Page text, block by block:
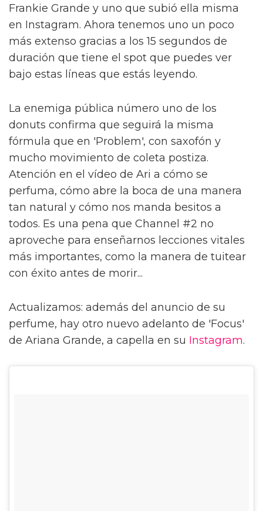
Frankie Grande y uno que subió ella misma
en Instagram. Ahora tenemos uno un poco
más extenso gracias a los 15 segundos de
duración que tiene el spot que puedes ver
bajo estas líneas que estás leyendo.
La enemiga pública número uno de los
donuts confirma que seguirá la misma
fórmula que en 'Problem', con saxofón y
mucho movimiento de coleta postiza.
Atención en el vídeo de Ari a cómo se
perfuma, cómo abre la boca de una manera
tan natural y cómo nos manda besitos a
todos. Es una pena que Channel #2 no
aproveche para enseñarnos lecciones vitales
más importantes, como la manera de tuitear
con éxito antes de morir...
Actualizamos: además del anuncio de su
perfume, hay otro nuevo adelanto de 'Focus'
de Ariana Grande, a capella en su Instagram.